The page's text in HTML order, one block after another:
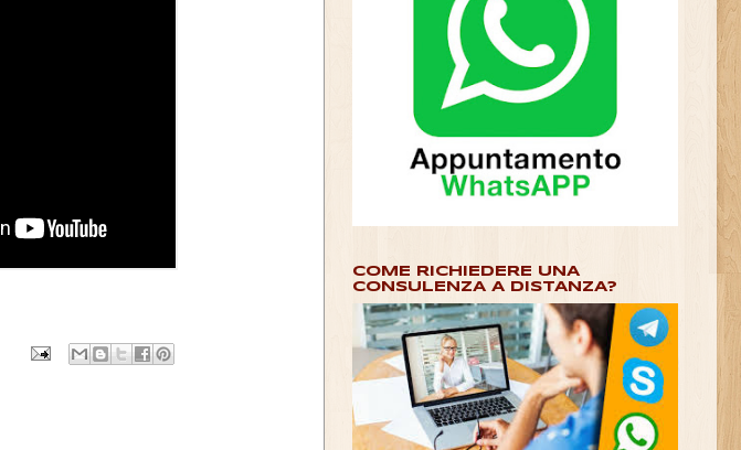
COME RICHIEDERE UNA
CONSULENZA A DISTANZA?